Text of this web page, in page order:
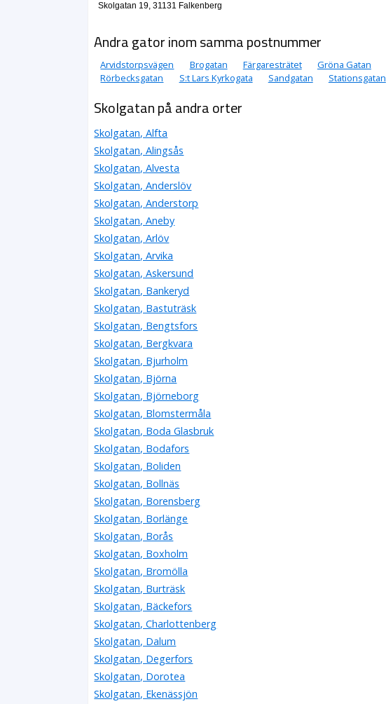
Skolgatan 19, 31131 Falkenberg
Andra gator inom samma postnummer
Arvidstorpsvägen Brogatan Färgaresträtet Gröna Gatan
Rörbecksgatan
S:t Lars Kyrkogata Sandgatan Stationsgatan
Skolgatan på andra orter
Skolgatan, Alfta
Skolgatan, Alingsås
Skolgatan, Alvesta
Skolgatan, Anderslöv
Skolgatan, Anderstorp
Skolgatan, Aneby
Skolgatan, Arlöv
Skolgatan, Arvika
Skolgatan, Askersund
Skolgatan, Bankeryd
Skolgatan, Bastuträsk
Skolgatan, Bengtsfors
Skolgatan, Bergkvara
Skolgatan, Bjurholm
Skolgatan, Björna
Skolgatan, Björneborg
Skolgatan, Blomstermåla
Skolgatan, Boda Glasbruk
Skolgatan, Bodafors
Skolgatan, Boliden
Skolgatan, Bollnäs
Skolgatan, Borensberg
Skolgatan, Borlänge
Skolgatan, Borås
Skolgatan, Boxholm
Skolgatan, Bromölla
Skolgatan, Burträsk
Skolgatan, Bäckefors
Skolgatan, Charlottenberg
Skolgatan, Dalum
Skolgatan, Degerfors
Skolgatan, Dorotea
Skolgatan, Ekenässjön